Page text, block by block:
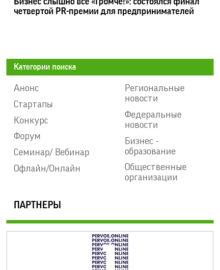
четвертой PR-премии для предпринимателей
Категории поиска
Анонс
Стартапы
Конкурс
Форум
Семинар/ Вебинар
Офлайн/Онлайн
Региональные
новости
Федеральные
новости
Бизнес -
образование
Общественные
организации
ПАРТНЕРЫ